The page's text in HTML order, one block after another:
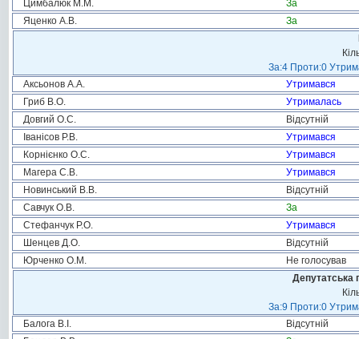
Цимбалюк М.М.
За
Яценко А.В.
За
За:4 Проти:0
Аксьонов А.А.
Утримався
Гриб В.О.
Утрималась
Довгий О.С.
Відсутній
Іванісов Р.В.
Утримався
Корнієнко О.С.
Утримався
Магера С.В.
Утримався
Новинський В.В.
Відсутній
Савчук О.В.
За
Стефанчук Р.О.
Утримався
Шенцев Д.О.
Відсутній
Юрченко О.М.
Не голосував
Депутатська
За:9 Проти:0
Балога В.І.
Відсутній